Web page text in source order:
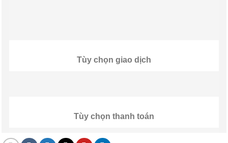
Tùy chọn giao dịch
Tùy chọn thanh toán